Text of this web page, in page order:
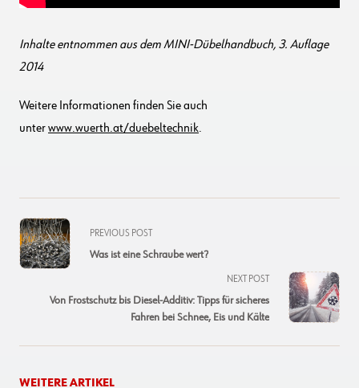
Inhalte entnommen aus dem MINI-Dübelhandbuch, 3. Auflage
2014
Weitere Informationen finden Sie auch
unterwww.wuerth.at/duebeltechnik.
<span
class="nav-
subtitle
reader-
text">Page</span>
PREVIOUS POST
Was ist eine Schraube wert?
NEXT POST
Von Frostschutz bis Diesel-Additiv: Tipps für sicheres
Fahren bei Schnee, Eis und Kälte
WEITERE ARTIKEL